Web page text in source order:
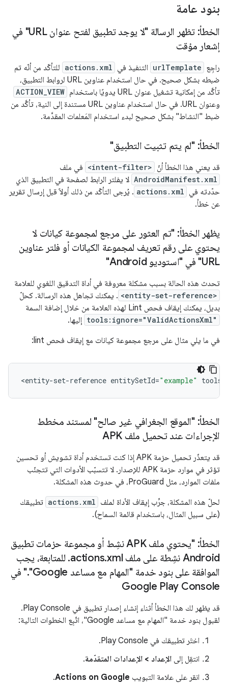
بنود عامة
الخطأ: تظهر الرسالة "لا يوجد تطبيق لفتح عنوان URL" في
إشعار مؤقت
راجِع urlTemplate التنفيذ في actions.xml للتأكّد من أنّه تم
ضبطه بشكل صحيح. في حال استخدام عناوين URL لروابط التطبيق،
تأكَّد من إمكانية تشغيل عنوان URL يدويًا باستخدام
ACTION_VIEW
وعنوان URL. في حال استخدام عناوين URL مستندة إلى النية، تأكَّد من
ضبط "النشاط" بشكل صحيح لبدء استخدام المَعلمات المقدَّمة.
الخطأ: "لم يتم تثبيت التطبيق"
قد يعني هذا الخطأ أنّ <intent-filter> في ملف
AndroidManifest.xml لا يفلتر الرابط لصفحة في التطبيق الذي
حدّدته في actions.xml . يُرجى التأكّد من ذلك أولاً قبل إرسال تقرير
عن خطأ.
يظهر الخطأ: "تم العثور على مرجع لمجموعة كيانات لا
يحتوي على رقم تعريف لمجموعة الكيانات أو فلتر عناوين
URL" في "استوديو Android"
تحدث هذه الحالة بسبب مشكلة معروفة في أداة التدقيق اللغوي للعلامة
<entity-set-reference> . يمكنك تجاهل هذه الرسالة. كحلّ
بديل، يمكنك إيقاف فحص Lint لهذه العلامة من خلال إضافة السمة
tools:ignore="ValidActionsXml" إليها.
في ما يلي مثال على مرجع مجموعة كيانات مع إيقاف فحص lint:
<entity-set-reference entitySetId="example" tools
الخطأ: "الموقع الجغرافي غير صالح" لمستند مخطط
الإجراءات عند تحميل ملف APK
قد يتعذّر تحميل حزمة APK إذا كنت تستخدم أداة تشويش أو تحسين
تؤثر في موارد حزمة APK للإصدار. لا تتسبّب الأدوات التي تتجنّب
ملفات الموارد، مثل ProGuard، في حدوث هذه المشكلة.
لحلّ هذه المشكلة، جرِّب إيقاف الأداة لملف actions.xml تطبيقك
(على سبيل المثال، باستخدام قائمة السماح).
الخطأ: "يحتوي ملف APK نشِط أو مجموعة حزمات تطبيق
Android نشِطة على ملف actions
.xml
. للمتابعة، يجب
الموافقة على بنود خدمة "المهام مع مساعد Google"
." في
Google Play Console
قد يظهر لك هذا الخطأ أثناء إنشاء إصدار تطبيق في Play Console.
لقبول بنود خدمة "المهام مع مساعد Google"، اتّبِع الخطوات التالية:
اختَر تطبيقك في Play Console.
انتقِل إلى الإعداد > الإعدادات المتقدّمة.
انقر على علامة التبويب Actions on Google
.